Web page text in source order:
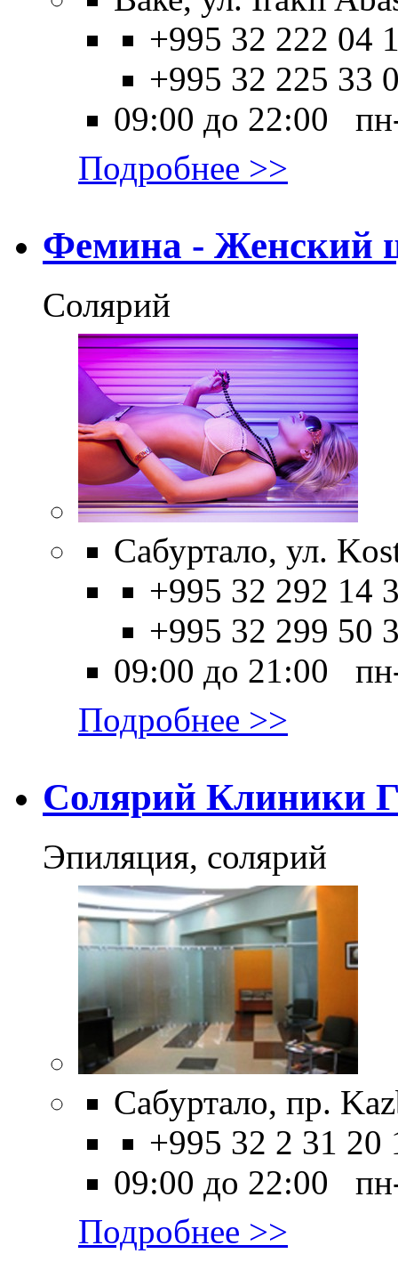
+995 32 222 04
+995 32 225 33
09:00 до 22:00
Подробнее >>
Фемина - Женский
Солярий
Сабуртало, ул.
+995 32 292 14
+995 32 299 50
09:00 до 21:00
Подробнее >>
Солярий Клиники
Эпиляция, солярий
Сабуртало, пр.
+995 32 2 31 20
09:00 до 22:00
Подробнее >>